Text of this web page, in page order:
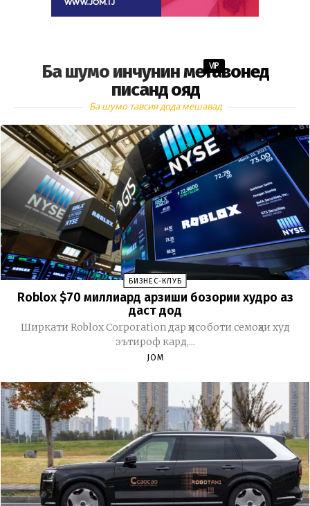
Ба шумо инчунин метавонед
писанд ояд
VIP
Ба шумо тавсия дода мешавад
БИЗНЕС-КЛУБ
Roblox $70 миллиард арзиши бозории худро аз
даст дод
Ширкати Roblox Corporation дар ҳисоботи семоҳаи худ
эътироф кард,...
JOM